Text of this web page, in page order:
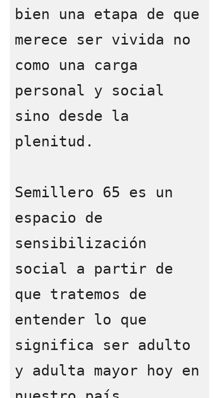
bien una etapa de que
merece ser vivida no
como una carga
personal y social
sino desde la
plenitud.
Semillero 65 es un
espacio de
sensibilización
social a partir de
que tratemos de
entender lo que
significa ser adulto
y adulta mayor hoy en